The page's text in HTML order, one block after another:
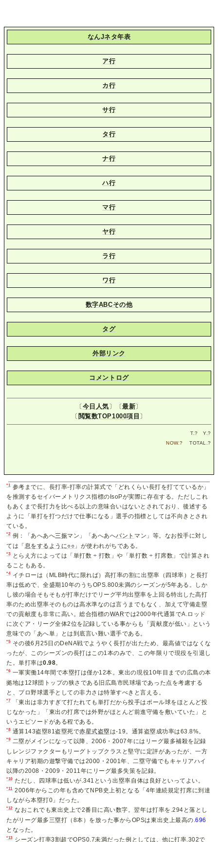
なんJネタ年表
ア行
カ行
サ行
タ行
ナ行
ハ行
マ行
ヤ行
ラ行
ワ行
数字ABCその他
タグ
外部リンク
コメントログ
〔 今日人気 〕〔最新〕
〔 閲覧数TOP1000項目 〕
T.? Y.?
NOW.? TOTAL.?
*1 参考までに、長打率-打率の計算式で「どれくらい長打を打てているか」
を推測するセイバーメトリクス指標のIsoPが実際に存在する。ただしこれ
もあくまで長打力を比べる以上の意味合いはないとされており、後述する
ように「単打を打つだけで仕事になる」選手の指標としては不向きとされ
ている。
*2 例：「あへあへ三振マン」「あへあへバント マン」等。なお投手に対し
ては「 息をするように○○ 」が使われがちである。
*3
とらえ方によっては「単打数 ÷ 打数」や「単打数 ÷ 打席数」で計算され
ることもある。
*4 イチローは（MLB時代に限れば）高打率の割に出塁率（四球率）と長打
率は低めで、全盛期10年のうちOPS.800未満のシーズンが5年ある。しか
し彼の場合そもそもが打率だけでリーグ平均出塁率を上回る特出した高打
率のため出塁率そのものは高水準なのは言うまでもなく、加えて守備走塁
での貢献度も非常に高い。総合指標のWARでは2000年代通算でA.ロッド
に次ぐア・リーグ全体2位を記録している事からも「貢献度が低い」という
意味での「あへ単」とは到底言い難い選手である。
*5 その後6月25日のDeNA戦でようやく長打が出たため、最高値ではなくな
ったが、このシーズンの長打はこの1本のみで、この年限りで現役を引退し
た。単打率は0.98。
*6 一軍実働14年間で本塁打は僅か12本。東出の現役10年目までの広島の本
拠地は12球団トップの狭さである旧広島市民球場であった点を考慮する
と、プロ野球選手としての非力さは特筆すべきと言える。
*7
「東出は非力すぎて打たれても単打だから投手はボール球をほとんど投
じなかった」「東出の打席では外野がほとんど前進守備を敷いていた」と
いうエピソードがある程である。
*8 通算143盗塁81盗塁死で赤星式盗塁は-19。通算盗塁成功率は63.8%。
*9 二塁がメインになって以降、2006・2007年にはリーグ最多補殺を記録
しレンジファクターもリーグトップクラスと堅守に定評があったが、一方
キャリア初期の遊撃守備では2000・2001年、二塁守備でもキャリアハイ
以降の2008・2009・2011年にリーグ最多失策を記録。
*10 ただし、四球率は低いが.341という出塁率自体は良好といってよい。
*11 2006年からこの年も含めてNPB史上初となる「4年連続規定打席に到達
しながら本塁打0」だった。
*12 なおこれでも東出史上で2番目に高い数字。翌年は打率を.294と落とし
たがリーグ最多三塁打（8本）を放った事からOPSは東出史上最高の .696
となった。
*13 シーズン打率3割超でOPS0.7未満だった例としては、他に打率.302で